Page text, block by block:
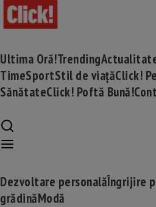
Ultima Oră!Trending
TimeSportStil de viațăClick!
SănătateClick! Poftă Bună!
Dezvoltare personalăÎngrijire
grădinăModă